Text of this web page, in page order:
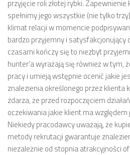
przyjęcie roli złotej rybki.
spełnimy jego wszystkie (nie tylko
klimat relacji w momencie
bardzo przyjemny i satysfakcjonujący
czasami kończy się to niezbyt
hunter’a wyrażają się również w tym,
pracy i umieją wstępnie ocenić jakie
znalezienia określonego przez klienta
zdarza, że przed rozpoczęciem
oczekiwania jakie klient ma
Niekiedy pracodawcy uważają, że
metody rekrutacji gwarantuje
niezależnie od stopnia atrakcyjności